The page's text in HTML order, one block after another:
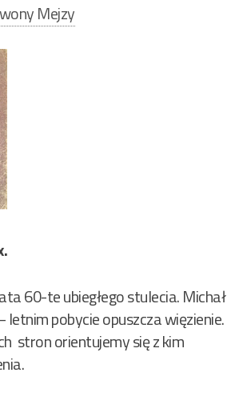
Mejzy
60-te ubiegłego stulecia. Michał
letnim pobycie opuszcza więzienie.
stron orientujemy się z kim